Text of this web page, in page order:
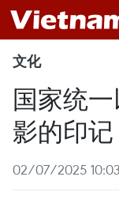
文化
国家统
影的印记
02/07/2025 10:03